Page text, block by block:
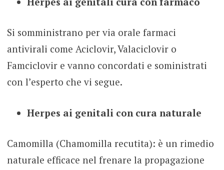
Si somministrano per via orale farmaci
antivirali come Aciclovir, Valaciclovir o
Famciclovir e vanno concordati e soministrati
con l’esperto che vi segue.
Herpes ai genitali con cura naturale
Camomilla (Chamomilla recutita): è un rimedio
naturale efficace nel frenare la propagazione